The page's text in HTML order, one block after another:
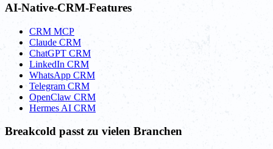
AI-Native-CRM-Features
CRM MCP
Claude CRM
ChatGPT CRM
LinkedIn CRM
WhatsApp CRM
Telegram CRM
OpenClaw CRM
Hermes AI CRM
Breakcold passt zu vielen Branchen